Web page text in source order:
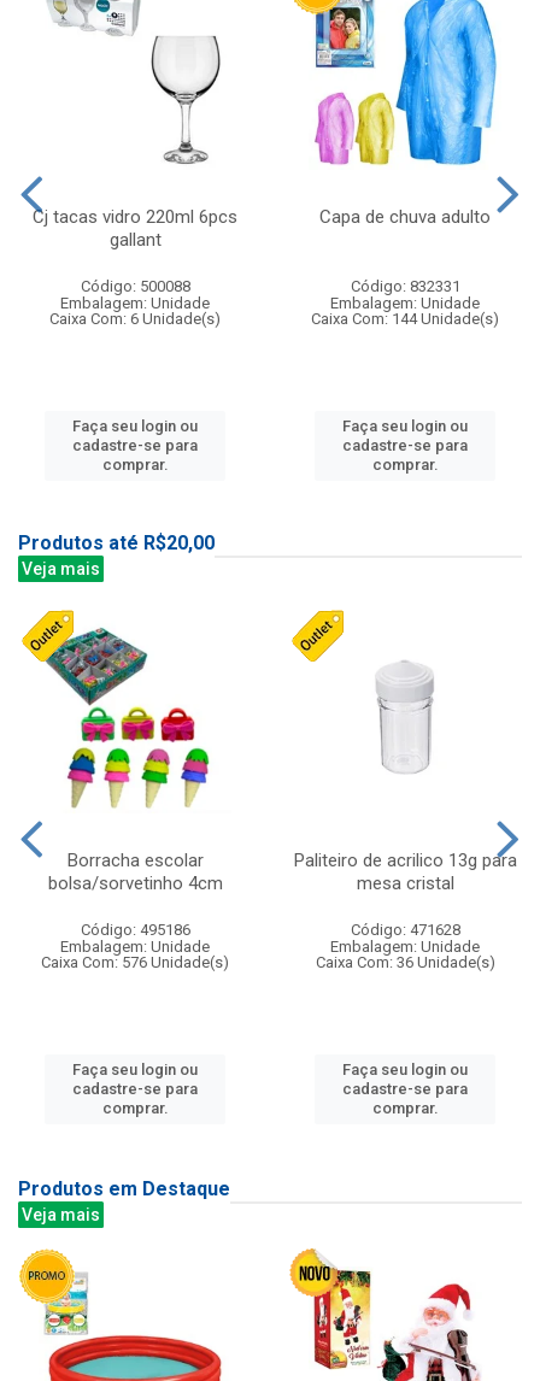
Cj tacas vidro 220ml 6pcs
gallant
Código: 500088
Embalagem: Unidade
Caixa Com: 6 Unidade(s)
Faça seu login ou
cadastre-se para
comprar.
Capa de chuva adulto
Código: 832331
Embalagem: Unidade
Caixa Com: 144 Unidade(s)
Faça seu login ou
cadastre-se para
comprar.
Produtos até R$20,00
Veja mais
Borracha escolar
bolsa/sorvetinho 4cm
Código: 495186
Embalagem: Unidade
Caixa Com: 576 Unidade(s)
Faça seu login ou
cadastre-se para
comprar.
Paliteiro de acrilico 13g para
mesa cristal
Código: 471628
Embalagem: Unidade
Caixa Com: 36 Unidade(s)
Faça seu login ou
cadastre-se para
comprar.
Produtos em Destaque
Veja mais